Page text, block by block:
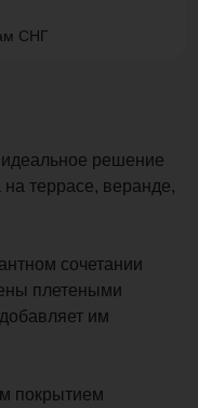
СНГ
решение
террасе, веранде,
сочетании
плетеными
им
покрытием